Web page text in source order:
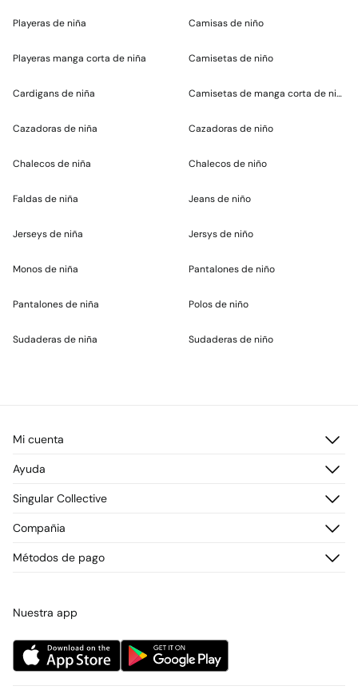
Playeras de niña
Playeras manga corta de niña
Cardigans de niña
Cazadoras de niña
Chalecos de niña
Faldas de niña
Jerseys de niña
Monos de niña
Pantalones de niña
Sudaderas de niña
Camisas de niño
Camisetas de niño
Camisetas de manga corta de niño
Cazadoras de niño
Chalecos de niño
Jeans de niño
Jersys de niño
Pantalones de niño
Polos de niño
Sudaderas de niño
Mi cuenta
Registrarme
Direcciones de envío
Ayuda
Preguntas frecuentes
Envío
Promociones vigentes
Singular Collective
¡Únete!
Compañia
Tiendas
Métodos de pago
Nuestra app